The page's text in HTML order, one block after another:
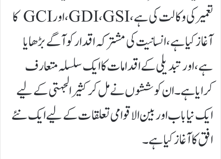
تعمیر کی وکالت کی ہے، GDI، GSI، اور GCI کا
آغاز کیا ہے، انسانیت کی مشترکہ اقدار کو آگے بڑھایا
ہے، اور تبدیلی کے اقدامات کا ایک سلسلہ متعارف
کرایا ہے۔ ان کوششوں نے مل کر کثیرالجہتی کے لیے
ایک نیا باب اور بین الاقوامی تعلقات کے لیے ایک نئے
افق کا آغاز کیا ہے۔